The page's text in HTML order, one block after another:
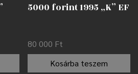
5000 forint 1995 „K” EF
80 000 Ft
Kosárba teszem